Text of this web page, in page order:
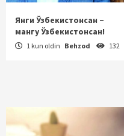
Янги Ўзбекистонсан –
мангу Ўзбекистонсан!
1 kun oldin Behzod 132